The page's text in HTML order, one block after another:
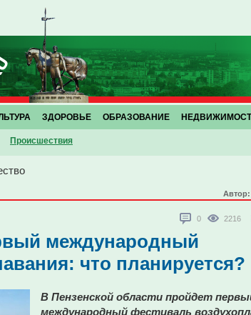
Проиcшествия
ЗДОРОВЬЕ ОБРАЗОВАНИЕ
Автор:
0 2216
международный
что планируется?
В Пензенской области пройдет
международный фестиваль